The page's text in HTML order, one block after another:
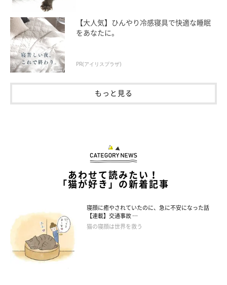
@aki_riku.love
なぜ同じタイミングで用を足すのか……猫たちの気持ちが、気に
なっちゃいますよね♫
@aki_riku.love）
【大人気】ひんやり冷感寝具で快適な睡眠
をあなたに。
PR(アイリスプラザ)
もっと見る
あわせて読みたい！
「猫が好き」の新着記事
寝顔に癒やされていたのに、急に不安になった話
【連載】交通事故 …
猫の寝顔は世界を救う